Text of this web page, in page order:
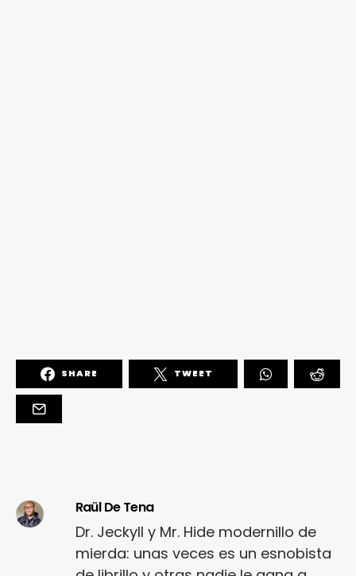
SHARE TWEET
Raül De Tena
Dr. Jeckyll y Mr. Hide modernillo de
mierda: unas veces es un esnobista